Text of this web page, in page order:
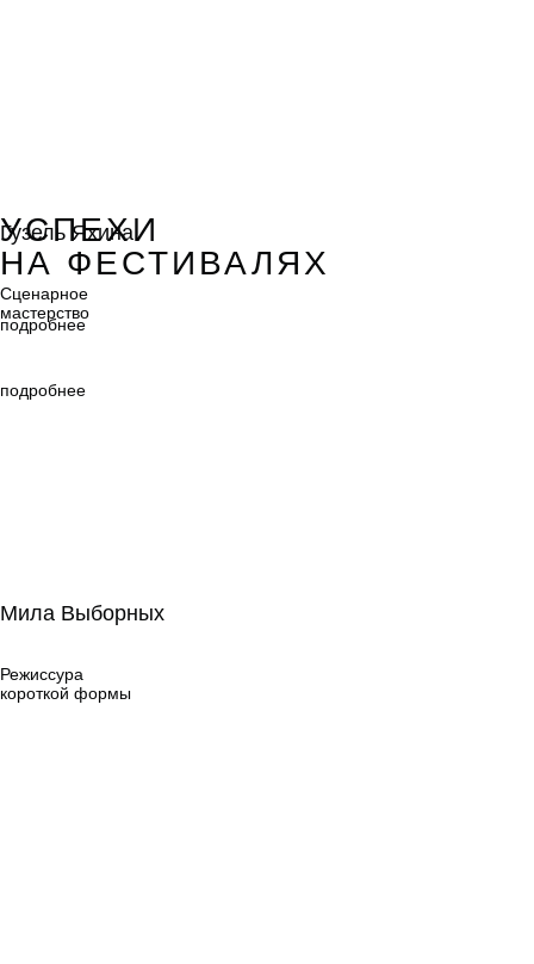
подробнее
подробнее
Гузель Яхина
Сценарное
мастерство
Сценарное
мастерство
Мила Выборных
Режиссура
короткой формы
УСПЕХИ
НА ФЕСТИВАЛЯХ